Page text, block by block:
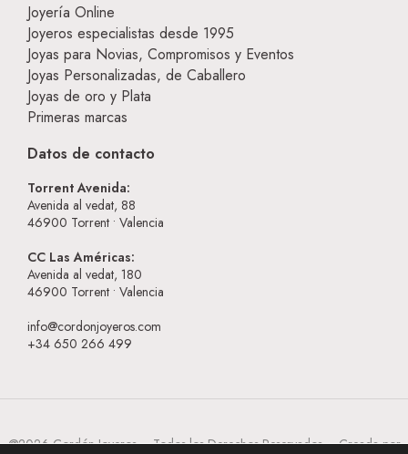
Joyería Online
Joyeros especialistas desde 1995
Joyas para Novias, Compromisos y Eventos
Joyas Personalizadas, de Caballero
Joyas de oro y Plata
Primeras marcas
Datos de contacto
Torrent Avenida:
Avenida al vedat, 88
46900 Torrent • Valencia
CC Las Américas:
Avenida al vedat, 180
46900 Torrent • Valencia
info@cordonjoyeros.com
+34 650 266 499
@2026 Cordón Joyeros – Todos los Derechos Reservados – Creada por